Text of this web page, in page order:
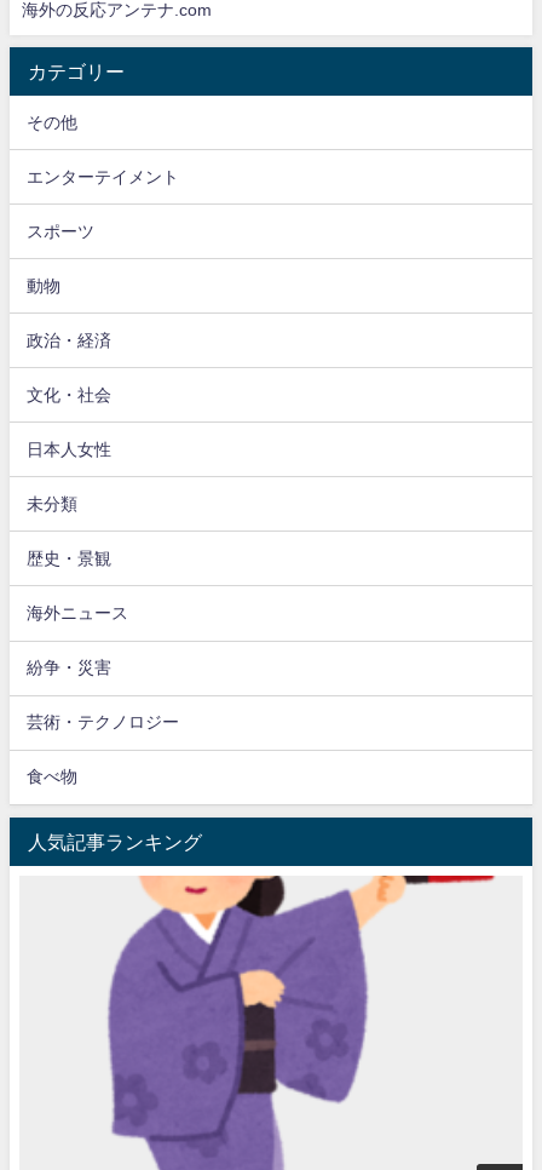
海外の反応アンテナ.com
カテゴリー
その他
エンターテイメント
スポーツ
動物
政治・経済
文化・社会
日本人女性
未分類
歴史・景観
海外ニュース
紛争・災害
芸術・テクノロジー
食べ物
人気記事ランキング